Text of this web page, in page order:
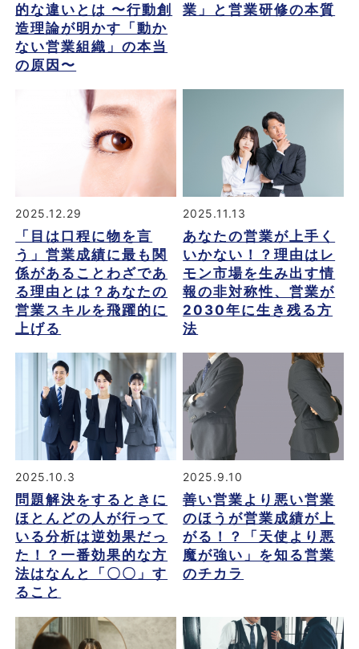
的な違いとは 〜行動創
造理論が明かす「動か
ない営業組織」の本当
の原因〜
業」と営業研修の本質
2025.12.29
「目は口程に物を言
う」営業成績に最も関
係があることわざであ
る理由とは？あなたの
営業スキルを飛躍的に
上げる
2025.11.13
あなたの営業が上手く
いかない！？理由はレ
モン市場を生み出す情
報の非対称性、営業が
2030年に生き残る方
法
2025.10.3
問題解決をするときに
ほとんどの人が行って
いる分析は逆効果だっ
た！？一番効果的な方
法はなんと「〇〇」す
ること
2025.9.10
善い営業より悪い営業
のほうが営業成績が上
がる！？「天使より悪
魔が強い」を知る営業
のチカラ